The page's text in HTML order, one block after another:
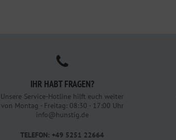
IHR HABT FRAGEN?
Unsere Service-Hotline hilft euch weiter
von Montag - Freitag: 08:30 - 17:00 Uhr
info@hunstig.de
TELEFON: +49 5251 22664